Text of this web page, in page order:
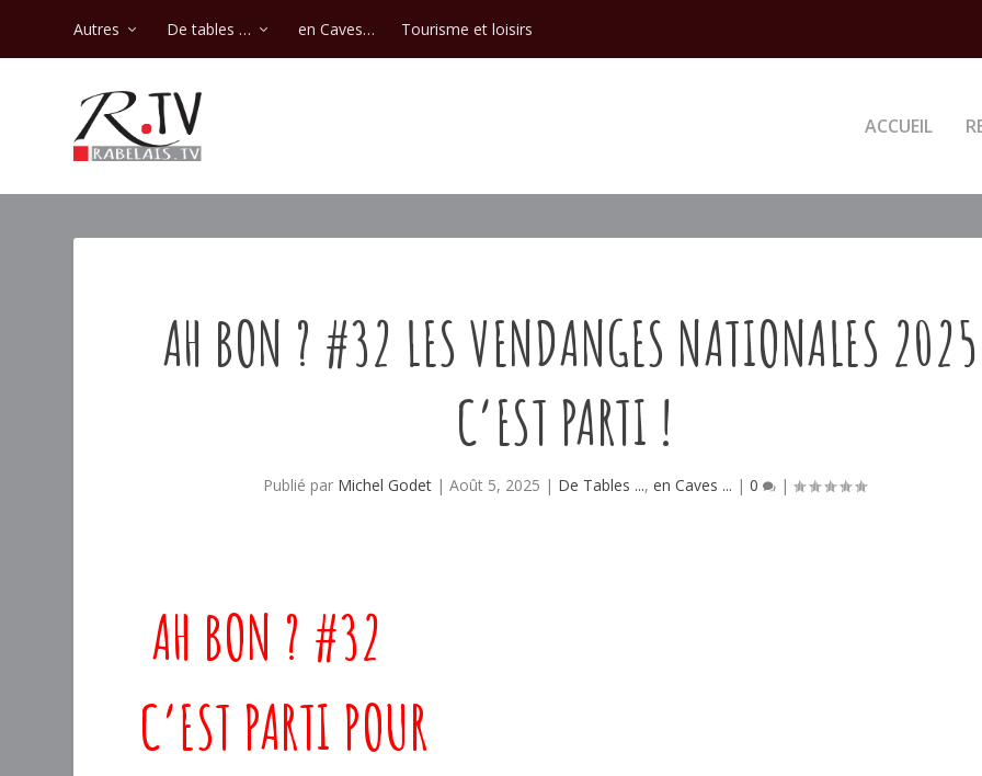
Autres De tables … en Caves… Tourisme et loisirs
ACCUEIL
AH BON ? #32 LES VENDANGES NATIONALES 2025
C’EST PARTI !
Publié par Michel Godet| Août 5, 2025 | De Tables ..., en Caves ... | 0 |
AH BON ? #32
C’EST PARTI POUR